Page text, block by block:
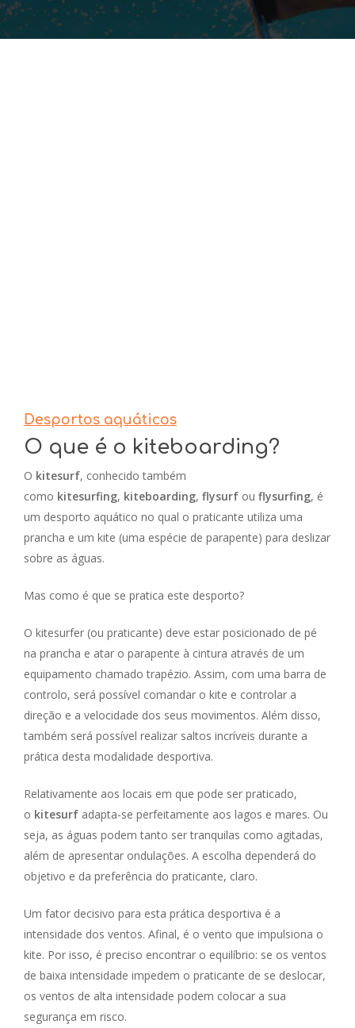
Desportos aquáticos
O que é o kiteboarding?
O kitesurf, conhecido também
como kitesurfing, kiteboarding, flysurf ou flysurfing, é
um desporto aquático no qual o praticante utiliza uma
prancha e um kite (uma espécie de parapente) para deslizar
sobre as águas.
Mas como é que se pratica este desporto?
O kitesurfer (ou praticante) deve estar posicionado de pé
na prancha e atar o parapente à cintura através de um
equipamento chamado trapézio. Assim, com uma barra de
controlo, será possível comandar o kite e controlar a
direção e a velocidade dos seus movimentos. Além disso,
também será possível realizar saltos incríveis durante a
prática desta modalidade desportiva.
Relativamente aos locais em que pode ser praticado,
o kitesurf adapta-se perfeitamente aos lagos e mares. Ou
seja, as águas podem tanto ser tranquilas como agitadas,
além de apresentar ondulações. A escolha dependerá do
objetivo e da preferência do praticante, claro.
Um fator decisivo para esta prática desportiva é a
intensidade dos ventos. Afinal, é o vento que impulsiona o
kite. Por isso, é preciso encontrar o equilíbrio: se os ventos
de baixa intensidade impedem o praticante de se deslocar,
os ventos de alta intensidade podem colocar a sua
segurança em risco.